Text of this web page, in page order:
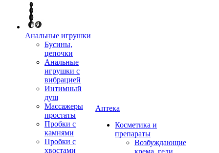
Анальные игрушки
Бусины,
цепочки
Анальные
игрушки с
вибрацией
Интимный
душ
Массажеры
простаты
Пробки с
камнями
Пробки с
хвостами
Аптека
Косметика и
препараты
Возбуждающие
крема, гели